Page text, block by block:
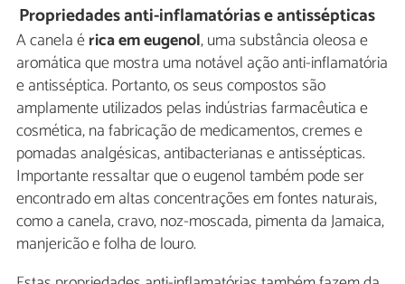
Propriedades anti-inflamatórias e antissépticas
A canela érica em eugenol, uma substância oleosa e
aromática que mostra uma notável ação anti-inflamatória
e antisséptica. Portanto, os seus compostos são
amplamente utilizados pelas indústrias farmacêutica e
cosmética, na fabricação de medicamentos, cremes e
pomadas analgésicas, antibacterianas e antissépticas.
Importante ressaltar que o eugenol também pode ser
encontrado em altas concentrações em fontes naturais,
como a canela, cravo, noz-moscada, pimenta da Jamaica,
manjericão e folha de louro.